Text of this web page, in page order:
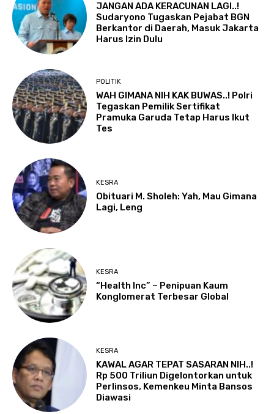
JANGAN ADA KERACUNAN LAGI..!
Sudaryono Tugaskan Pejabat BGN
Berkantor di Daerah, Masuk Jakarta
Harus Izin Dulu
POLITIK
WAH GIMANA NIH KAK BUWAS..! Polri
Tegaskan Pemilik Sertifikat
Pramuka Garuda Tetap Harus Ikut
Tes
KESRA
Obituari M. Sholeh: Yah, Mau Gimana
Lagi, Leng
KESRA
“Health Inc” – Penipuan Kaum
Konglomerat Terbesar Global
KESRA
KAWAL AGAR TEPAT SASARAN NIH..!
Rp 500 Triliun Digelontorkan untuk
Perlinsos, Kemenkeu Minta Bansos
Diawasi